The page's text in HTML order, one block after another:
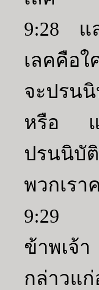
9:28 แ
เลคคือใ
จะปรน
หรือ แ
ปรนนิบั
พวกเรา
9:29 แ
ข้าพเจ้า
กล่าวแ